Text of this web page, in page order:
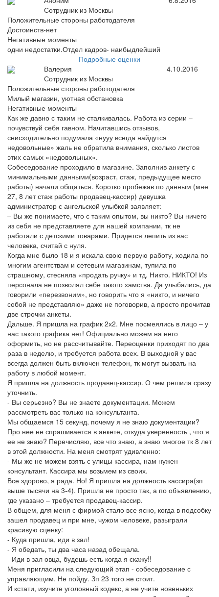
Сотрудник из Москвы
Положительные стороны работодателя
Достоинств-нет
Негативные моменты
одни недостатки.Отдел кадров- наибыдлейший
Подробные оценки
Валерия
Сотрудник из Москвы
4.10.2016
Положительные стороны работодателя
Милый магазин, уютная обстановка
Негативные моменты
Как же давно с таким не сталкивалась. Работа из серии –
почувствуй себя гавном. Начитавшись отзывов,
снисходительно подумала «нууу всегда найдутся
недовольные» жаль не обратила внимания, сколько листов
этих самых «недовольных».
Собеседование проходило в магазине. Заполнив анкету с
минимальными данными(возраст, стаж, предыдущее место
работы) начали общаться. Коротко пробежав по данным (мне
27, 8 лет стаж работы продавец-кассир) девушка
администратор с ангельской улыбкой заявляет:
– Вы же понимаете, что с таким опытом, вы никто? Вы ничего
из себя не представляете для нашей компании, тк не
работали с детскими товарами. Придется лепить из вас
человека, считай с нуля.
Когда мне было 18 и я искала свою первую работу, ходила по
многим агентствам и сетевым магазинам, тупила по
страшному, стесняла «продать ручку» и тд. Никто. НИКТО! Из
персонала не позволял себе такого хамства. Да улыбались, да
говорили «перезвоним», но говорить что я «никто, и ничего
собой не представляю» даже не поговорив, а просто прочитав
две строчки анкеты.
Дальше. Я пришла на график 2х2. Мне посмеялись в лицо – у
нас такого графика нет! Официально можем на него
оформить, но не рассчитывайте. Переоценки приходят по два
раза в неделю, и требуется работа всех. В выходной у вас
всегда должен быть включен телефон, тк могут вызвать на
работу в любой момент.
Я пришла на должность продавец-кассир. О чем решила сразу
уточнить.
- Вы серьезно? Вы не знаете документации. Можем
рассмотреть вас только на консультанта.
Мы общаемся 15 секунд, почему я не знаю документации?
Про нее не спрашивается в анкете, откуда уверенность , что я
ее не знаю? Перечисляю, все что знаю, а знаю многое тк 8 лет
в этой должности. На меня смотрят удивленно:
- Мы же не можем взять с улицы кассира, нам нужен
консультант. Кассира мы возьмем из своих.
Все здорово, я рада. Но! Я пришла на должность кассира(зп
выше тысячи на 3-4). Пришла не просто так, а по объявлению,
где указано – требуется продавец-кассир.
В общем, для меня с фирмой стало все ясно, когда в подсобку
зашел продавец и при мне, чужом человеке, разыграли
красивую сценку:
- Куда пришла, иди в зал!
- Я обедать, ты два часа назад обещала.
- Иди в зал овца, будешь есть когда я скажу!!
Меня пригласили на следующий этап - собеседование с
управляющим. Не пойду. Зп 23 того не стоит.
И кстати, изучите уголовный кодекс, а не учите новеньких